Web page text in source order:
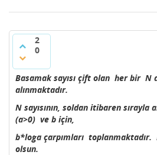
2
0
Basamak sayısı çift olan her bir N
alınmaktadır.
N sayısının, soldan itibaren sırayla
(a>0) ve b için,
b*loga çarpımları toplanmaktadır.
olsun.